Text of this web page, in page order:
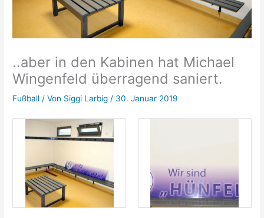
..aber in den Kabinen hat Michael
Wingenfeld überragend saniert.
Fußball / Von Siggi Larbig / 30. Januar 2019